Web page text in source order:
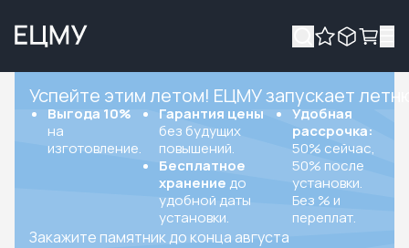
Успейте этим летом! ЕЦМУ запускает
Выгода 10%
на
изготовление.
Гарантия цены
без будущих
повышений.
Бесплатное
хранение до
удобной даты
установки.
Удобная
рассрочка:
50% сейчас,
50% после
установки.
Без % и
переплат.
Закажите памятник до конца августа